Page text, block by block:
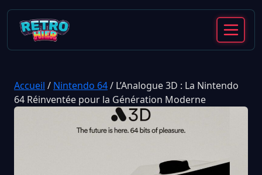
Accueil / Nintendo 64/ L’Analogue 3D : La Nintendo
64 Réinventée pour la Génération Moderne